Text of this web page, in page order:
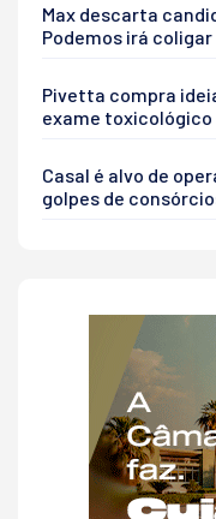
Max descarta
Podemos irá coligar
Pivetta compra
exame
Casal é alvo de
golpes de